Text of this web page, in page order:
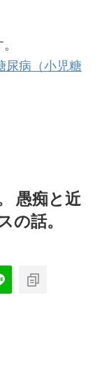
愚痴と近
の話。